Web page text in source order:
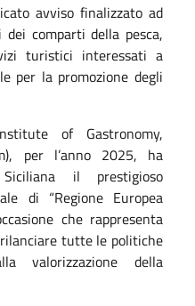
avviso finalizzato ad
comparti della pesca,
turistici interessati a
per la promozione degli
of Gastronomy,
per l’anno 2025, ha
il prestigioso
di “Regione Europea
che rappresenta
tutte le politiche
valorizzazione della